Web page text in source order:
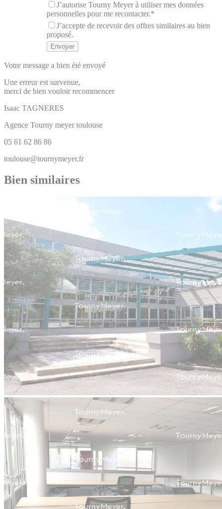
J’autorise Tourny Meyer à utiliser mes données
personnelles pour me recontacter.*
J’accepte de recevoir des offres similaires au bien
proposé.
Votre message a bien été envoyé
Une erreur est survenue,
merci de bien vouloir recommencer
Isaac TAGNERES
Agence Tourny meyer toulouse
05 61 62 86 86
toulouse@tournymeyer.fr
Bien similaires